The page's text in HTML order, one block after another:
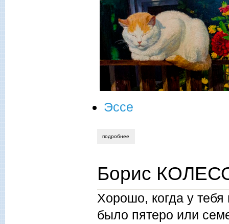
Эссе
подробнее
Борис
Хорошо, когда у
было пятеро или